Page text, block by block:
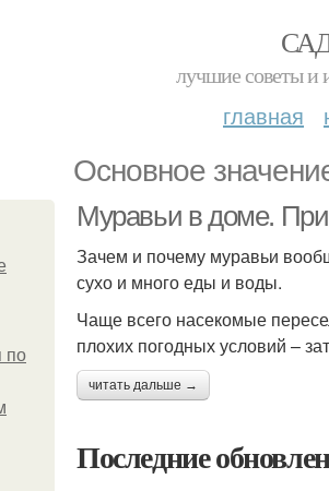
лучшие советы и
главная
Основное
по
Муравьи в доме.
Зачем и почему муравьи
сухо и много еды и воды.
Чаще всего насекомые
плохих погодных условий –
читать дальше →
Последние